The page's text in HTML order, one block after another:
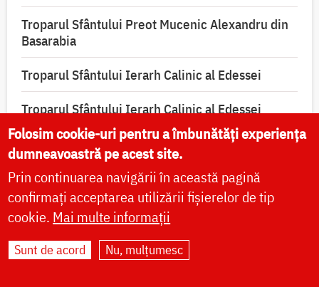
Troparul Sfântului Preot Mucenic Alexandru din
Basarabia
Troparul Sfântului Ierarh Calinic al Edessei
Troparul Sfântului Ierarh Calinic al Edessei
(Video) Troparul Sfântului Ierarh Emilian
Mărturisitorul, Episcopul Cizicului
(Audio) Troparul Sfântului Preot Mucenic
Alexandru din Basarabia – Pr. Vlad Roșu
Folosim cookie-uri pentru a îmbunătăți experiența
dumneavoastră pe acest site.
Prin continuarea navigării în această pagină
confirmați acceptarea utilizării fișierelor de tip
cookie. Mai multe informații
Sunt de acord Nu, mulțumesc